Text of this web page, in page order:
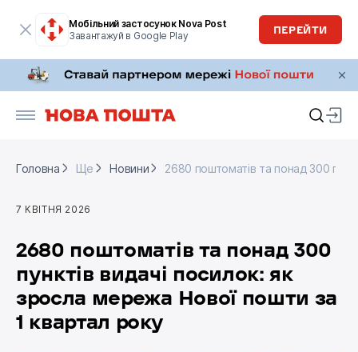
Мобільний застосунок Nova Post
Завантажуй в Google Play
ПЕРЕЙТИ
Головна
Ще Новини 2680 поштоматів та понад 300
7 КВІТНЯ 2026
2680 поштоматів та понад 300
пунктів видачі посилок: як
зросла мережа Нової пошти за
1 квартал року